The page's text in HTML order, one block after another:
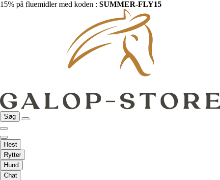
15% på fluemidler med koden : SUMMER-FLY15
Søg
Hest
Rytter
Hund
Chat